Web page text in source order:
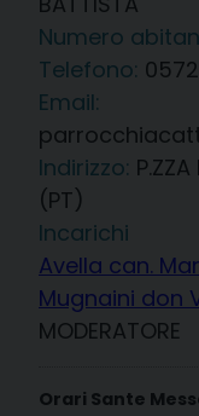
Telefono:
Email:
Indirizzo:
(PT)
Incarichi
Avella can.
Mugnaini don
MODERATORE
Orari Sante